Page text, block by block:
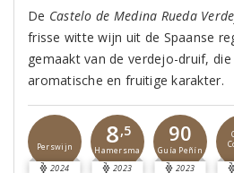
De Castelo de Medina Rueda
frisse witte wijn uit de Spaanse
gemaakt van de verdejo-druif,
aromatische en fruitige karakter.
Perswijn
2024
8,5
Hamersma
2023
90
Guía Peñín
2023